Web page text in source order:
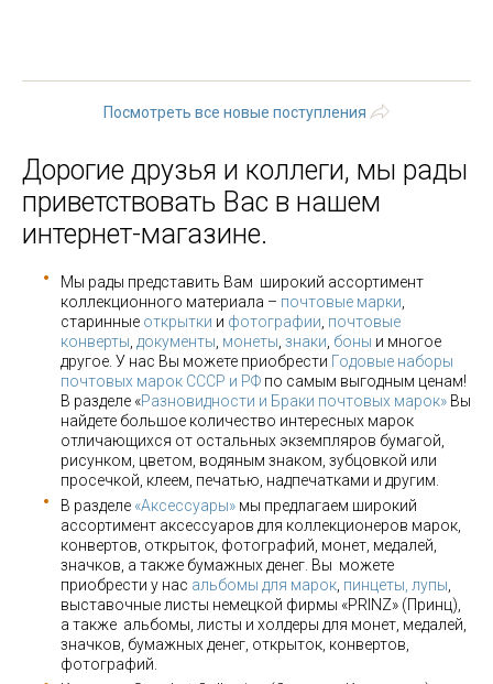
Посмотреть все новые поступления
Дорогие друзья и коллеги, мы рады
приветствовать Вас в нашем
интернет-магазине.
Мы рады представить Вам широкий ассортимент
коллекционного материала – почтовые марки
старинные открытки и фотографии почтовые
конверты документы монеты знаки боны и многое
другое. У нас Вы можете приобрести Годовые наборы
почтовых марок СССР и РФ по самым выгодным ценам!
В разделе «Разновидности и Браки почтовых марок» Вы
найдете большое количество интересных марок
отличающихся от остальных экземпляров бумагой,
рисунком, цветом, водяным знаком, зубцовкой или
просечкой, клеем, печатью, надпечатками и другим.
В разделе «Аксессуары» мы предлагаем широкий
ассортимент аксессуаров для коллекционеров марок,
конвертов, открыток, фотографий, монет, медалей,
значков, а также бумажных денег. Вы можете
приобрести у нас альбомы для марок пинцеты, лупы
выставочные листы немецкой фирмы «PRINZ» (Принц),
а также альбомы, листы и холдеры для монет, медалей,
значков, бумажных денег, открыток, конвертов,
фотографий.